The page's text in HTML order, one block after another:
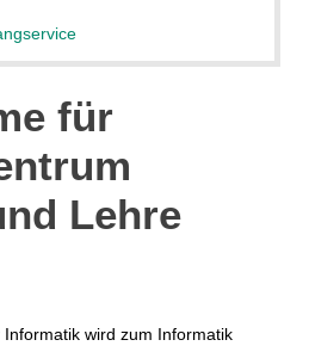
für
Lehre
wird zum Informatik